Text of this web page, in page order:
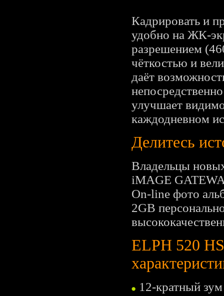
Кадрировать и
удобно на ЖК-
разрешением
чёткостью и
даёт
улучшает
каждодневном
Делитесь
Владельцы
iMAGE
On-line фото
2GB
ELPH 520
12-кратный